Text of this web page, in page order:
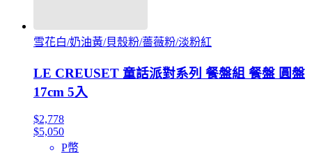
雪花白/奶油黃/貝殼粉/薔薇粉/淡粉紅
LE CREUSET 童話派對系列 餐盤組 餐盤 圓盤
17cm 5入
$2,778
$5,050
P幣